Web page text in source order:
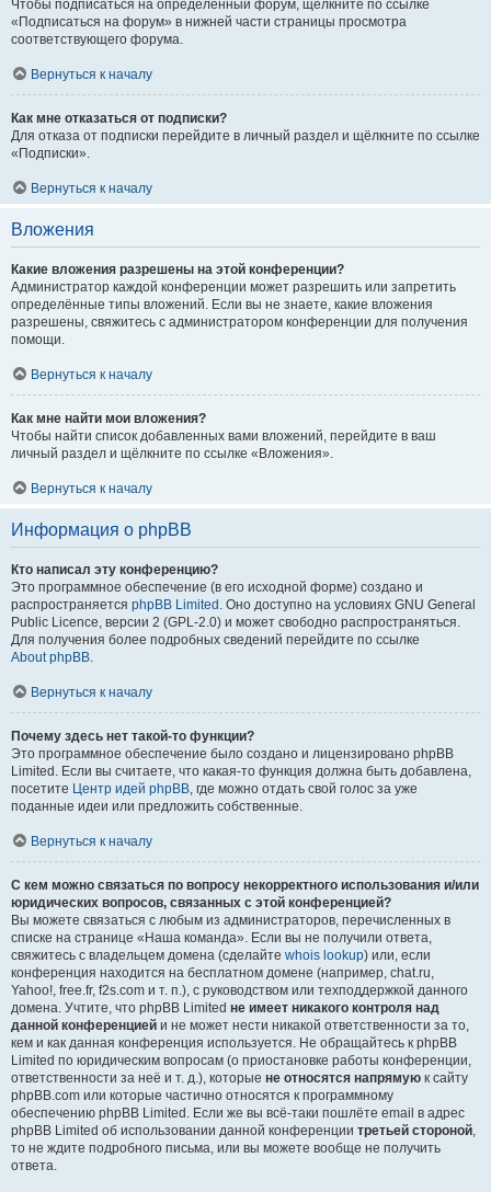
Чтобы подписаться на определённый форум, щёлкните по ссылке
«Подписаться на форум» в нижней части страницы просмотра
соответствующего форума.
Вернуться к началу
Как мне отказаться от подписки?
Для отказа от подписки перейдите в личный раздел и щёлкните по ссылке
«Подписки».
Вернуться к началу
Вложения
Какие вложения разрешены на этой конференции?
Администратор каждой конференции может разрешить или запретить
определённые типы вложений. Если вы не знаете, какие вложения
разрешены, свяжитесь с администратором конференции для получения
помощи.
Вернуться к началу
Как мне найти мои вложения?
Чтобы найти список добавленных вами вложений, перейдите в ваш
личный раздел и щёлкните по ссылке «Вложения».
Вернуться к началу
Информация о phpBB
Кто написал эту конференцию?
Это программное обеспечение (в его исходной форме) создано и
распространяется phpBB Limited . Оно доступно на условиях GNU General
Public Licence, версии 2 (GPL-2.0) и может свободно распространяться.
Для получения более подробных сведений перейдите по ссылке
About phpBB.
Вернуться к началу
Почему здесь нет такой-то функции?
Это программное обеспечение было создано и лицензировано phpBB
Limited. Если вы считаете, что какая-то функция должна быть добавлена,
посетите Центр идей phpBB, где можно отдать свой голос за уже
поданные идеи или предложить собственные.
Вернуться к началу
С кем можно связаться по вопросу некорректного использования и/или
юридических вопросов, связанных с этой конференцией?
Вы можете связаться с любым из администраторов, перечисленных в
списке на странице «Наша команда». Если вы не получили ответа,
свяжитесь с владельцем домена (сделайте whois lookup) или, если
конференция находится на бесплатном домене (например, chat.ru,
Yahoo!, free.fr, f2s.com и т. п.), с руководством или техподдержкой данного
домена. Учтите, что phpBB Limited не имеет никакого контроля над
данной конференцией и не может нести никакой ответственности за то,
кем и как данная конференция используется. Не обращайтесь к phpBB
Limited по юридическим вопросам (о приостановке работы конференции,
ответственности за неё и т. д.), которые не относятся напрямую к сайту
phpBB.com или которые частично относятся к программному
обеспечению phpBB Limited. Если же вы всё-таки пошлёте email в адрес
phpBB Limited об использовании данной конференции третьей стороной,
то не ждите подробного письма, или вы можете вообще не получить
ответа.